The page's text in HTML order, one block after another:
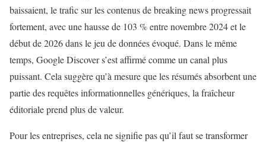
baissaient, le trafic sur les contenus de breaking news progressait
fortement, avec une hausse de 103 % entre novembre 2024 et le
début de 2026 dans le jeu de données évoqué. Dans le même
temps, Google Discover s’est affirmé comme un canal plus
puissant. Cela suggère qu’à mesure que les résumés absorbent une
partie des requêtes informationnelles génériques, la fraîcheur
éditoriale prend plus de valeur.
Pour les entreprises, cela ne signifie pas qu’il faut se transformer